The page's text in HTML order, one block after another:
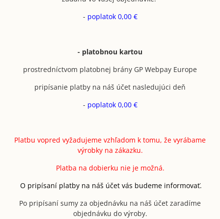
- poplatok 0,00 €
- platobnou kartou
prostredníctvom platobnej brány GP Webpay Europe
pripísanie platby na náš účet nasledujúci deň
- poplatok 0,00 €
Platbu vopred vyžadujeme vzhľadom k tomu, že vyrábame
výrobky na zákazku.
Platba na dobierku nie je možná.
O pripísaní platby na náš účet vás budeme informovať.
Po pripísaní sumy za objednávku na náš účet zaradíme
objednávku do výroby.